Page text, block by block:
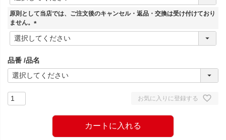
須
原則として当店では、ご注文後のキャンセル・返品・交換は受け付けており
ません。
(
必
)
品番 品名
お気に入りに登録する
カートに入れる